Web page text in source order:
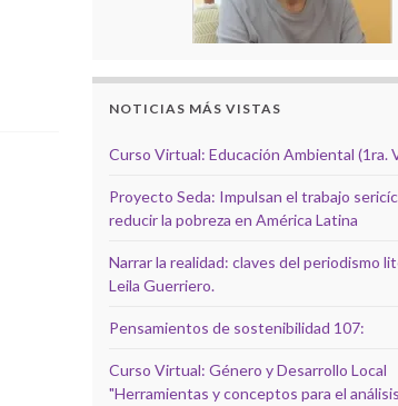
NOTICIAS MÁS VISTAS
Curso Virtual: Educación Ambiental (1ra.
Proyecto Seda: Impulsan el trabajo
reducir la pobreza en América Latina
Narrar la realidad: claves del periodismo
Leila Guerriero.
Pensamientos de sostenibilidad 107:
Curso Virtual: Género y Desarrollo Local
"Herramientas y conceptos para el